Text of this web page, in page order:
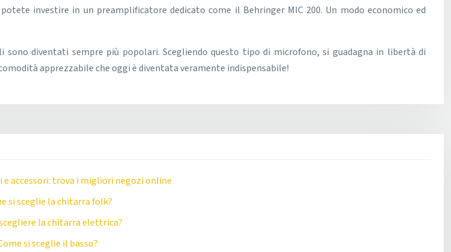
investire in un preamplificatore dedicato come il Behringer MIC 200. Un modo economico ed
diventati sempre più popolari. Scegliendo questo tipo di microfono, si guadagna in libertà di
apprezzabile che oggi è diventata veramente indispensabile!
accessori: trova i migliori negozi online
si sceglie la chitarra folk?
la chitarra elettrica?
si sceglie il basso?